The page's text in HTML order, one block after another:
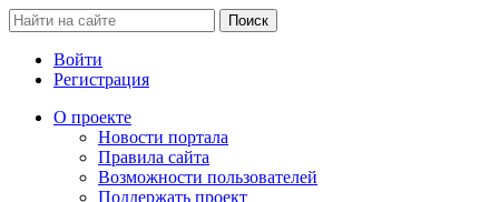
Войти
Регистрация
О проекте
Новости портала
Правила сайта
Возможности пользователей
Поддержать проект